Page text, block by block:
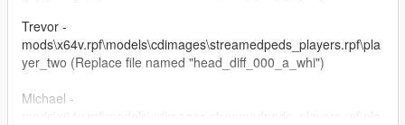
Trevor -
mods\x64v.rpf\models\cdimages\streamedpeds_players.rpf\pla
yer_two (Replace file named "head_diff_000_a_whi")
Michael -